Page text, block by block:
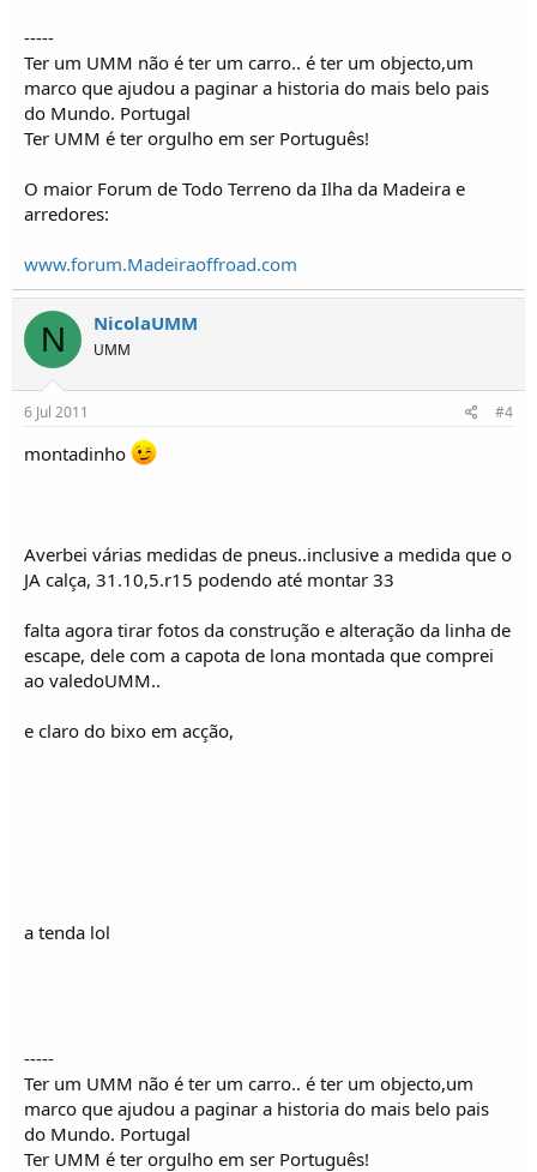
-----
Ter um UMM não é ter um carro.. é ter um objecto,um
marco que ajudou a paginar a historia do mais belo pais
do Mundo. Portugal
Ter UMM é ter orgulho em ser Português!
O maior Forum de Todo Terreno da Ilha da Madeira e
arredores:
www.forum.Madeiraoffroad.com
N NicolaUMM
UMM
6 Jul 2011 #4
montadinho
Averbei várias medidas de pneus..inclusive a medida que o
JA calça, 31.10,5.r15 podendo até montar 33
falta agora tirar fotos da construção e alteração da linha de
escape, dele com a capota de lona montada que comprei
ao valedoUMM..
e claro do bixo em acção,
a tenda lol
-----
Ter um UMM não é ter um carro.. é ter um objecto,um
marco que ajudou a paginar a historia do mais belo pais
do Mundo. Portugal
Ter UMM é ter orgulho em ser Português!